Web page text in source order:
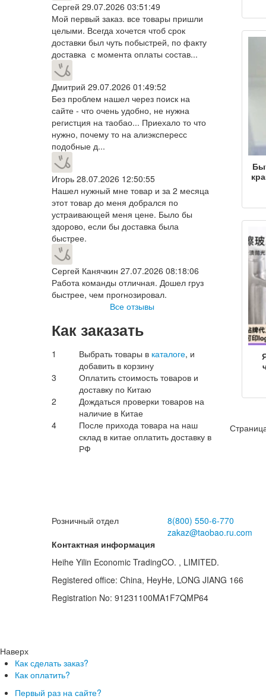
Сергей 29.07.2026 03:51:49
Мой первый заказ. все товары пришли
целыми. Всегда хочется чтоб срок
доставки был чуть побыстрей, по факту
доставка с момента оплаты состав...
Дмитрий 29.07.2026 01:49:52
Без проблем нашел через поиск на
сайте - что очень удобно, не нужна
регистция на таобао... Приехало то что
нужно, почему то на алиэкспересс
подобные д...
Игорь 28.07.2026 12:50:55
Нашел нужный мне товар и за 2 месяца
этот товар до меня добрался по
устраивающей меня цене. Было бы
здорово, если бы доставка была
быстрее.
Сергей Канячкин 27.07.2026 08:18:06
Работа команды отличная. Дошел груз
быстрее, чем прогнозировал.
Все отзывы
Как заказать
1 Выбрать товары в каталоге, и
добавить в корзину
3
Оплатить стоимость товаров и
доставку по Китаю
2
Дождаться проверки товаров на
наличие в Китае
4
После прихода товара на наш
склад в китае оплатить доставку в
РФ
Розничный отдел
8(800) 550-6-770
zakaz@taobao.ru.com
Контактная информация
Heihe Yilin Economic TradingCO. , LIMITED.
Registered office: China, HeyHe, LONG JIANG 166
Registration No: 91231100MA1F7QMP64
Наверх
Как сделать заказ?
Как оплатить?
Первый раз на сайте?